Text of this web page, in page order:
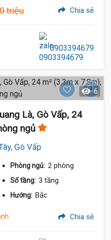
triệu Chia sẻ
0903394679
6
Là, Gò Vấp, 24
ngủ
Gò Vấp
Phòng ngủ: 2 phòng
Số tầng: 3 tầng
Hướng: Bắc
Chia sẻ